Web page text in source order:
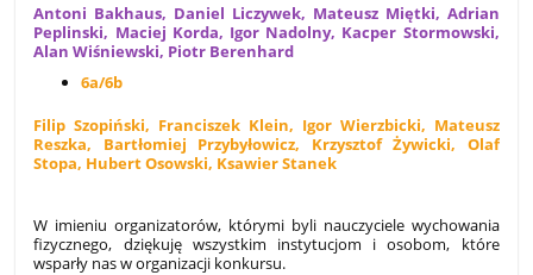
Antoni Bakhaus, Daniel Liczywek, Mateusz Miętki, Adrian
Peplinski, Maciej Korda, Igor Nadolny, Kacper Stormowski,
Alan Wiśniewski, Piotr Berenhard
6a/6b
Filip Szopiński, Franciszek Klein, Igor Wierzbicki, Mateusz
Reszka, Bartłomiej Przybyłowicz, Krzysztof Żywicki, Olaf
Stopa, Hubert Osowski, Ksawier Stanek
W imieniu organizatorów, którymi byli nauczyciele wychowania
fizycznego, dziękuję wszystkim instytucjom i osobom, które
wsparły nas w organizacji konkursu.